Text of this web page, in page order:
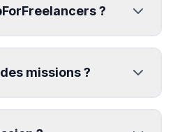
?
missions ?